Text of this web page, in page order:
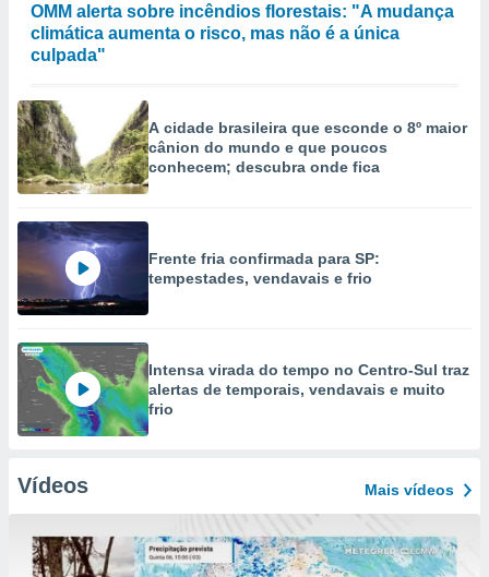
OMM alerta sobre incêndios florestais: "A mudança
climática aumenta o risco, mas não é a única
culpada"
A cidade brasileira que esconde o 8º maior
cânion do mundo e que poucos
conhecem; descubra onde fica
Frente fria confirmada para SP:
tempestades, vendavais e frio
Intensa virada do tempo no Centro-Sul traz
alertas de temporais, vendavais e muito
frio
Vídeos Mais vídeos